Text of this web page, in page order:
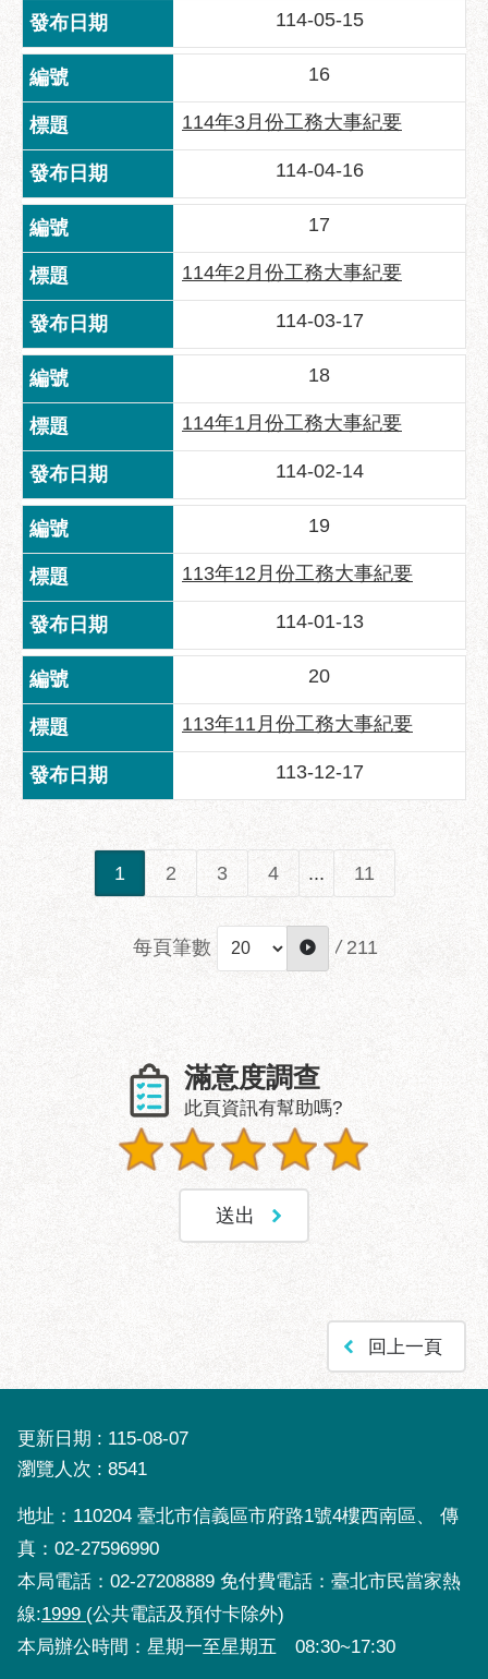
詞
彙
陳
情
系
統
政
府
網
站
資
料
開
放
宣
告
隱
私
權
及
資
安
全
政
策
聯
絡
方
局
暨
所
各
話
114-05-15
16
114年3月份工務大事紀要
114-04-16
17
114年2月份工務大事紀要
114-03-17
18
114年1月份工務大事紀要
114-02-14
19
113年12月份工務大事紀要
114-01-13
20
113年11月份工務大事紀要
113-12-17
1 2 3 4 ... 11
每頁筆數 / 211
滿意度調查
此頁資訊有幫助嗎?
回上一頁
更新日期
115-08-07
瀏覽人次
8541
地址：110204 臺北市信義區市府路1號4樓西南區、 傳
真：02-27596990
本局電話：02-27208889 免付費電話：臺北市民當家熱
線:1999 (公共電話及預付卡除外)
本局辦公時間：星期一至星期五 08:30~17:30